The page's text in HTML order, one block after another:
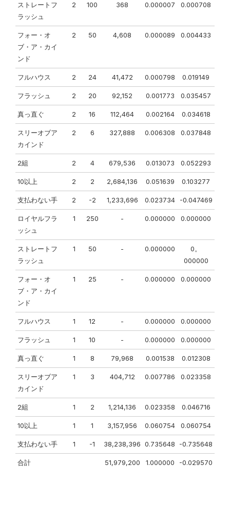
ストレートフ
ラッシュ
2 100 368 0.000007 0.000708
フォー・オ
ブ・ア・カイ
ンド
2 50 4,608 0.000089 0.004433
フルハウス 2 24 41,472 0.000798 0.019149
フラッシュ 2 20 92,152 0.001773 0.035457
真っ直ぐ 2 16 112,464 0.002164 0.034618
スリーオブア
カインド
2 6 327,888 0.006308 0.037848
2組 2 4 679,536 0.013073 0.052293
10以上 2 2 2,684,136 0.051639 0.103277
支払わない手 2 -2 1,233,696 0.023734 -0.047469
ロイヤルフラ
ッシュ
1 250 - 0.000000 0.000000
ストレートフ
ラッシュ
1 50 - 0.000000
0。
000000
フォー・オ
ブ・ア・カイ
ンド
1 25 - 0.000000 0.000000
フルハウス 1 12 - 0.000000 0.000000
フラッシュ 1 10 - 0.000000 0.000000
真っ直ぐ 1 8 79,968 0.001538 0.012308
スリーオブア
カインド
1 3 404,712 0.007786 0.023358
2組 1 2 1,214,136 0.023358 0.046716
10以上 1 1 3,157,956 0.060754 0.060754
支払わない手 1 -1 38,238,396 0.735648 -0.735648
合計 51,979,200 1.000000 -0.029570